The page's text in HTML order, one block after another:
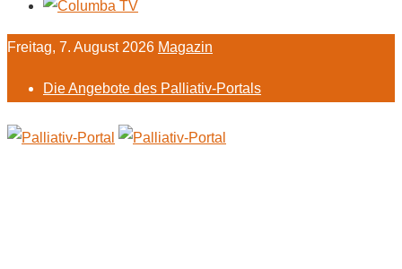
Freitag, 7. August 2026 Magazin
Die Angebote des Palliativ-Portals